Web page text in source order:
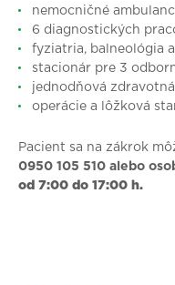
nemocničné
6 diagnostických
fyziatria, balneológia
stacionár pre 3
jednodňová
operácie a lôžková
Pacient sa na zákrok
0950 105 510 alebo
od 7:00 do 17:00 h.